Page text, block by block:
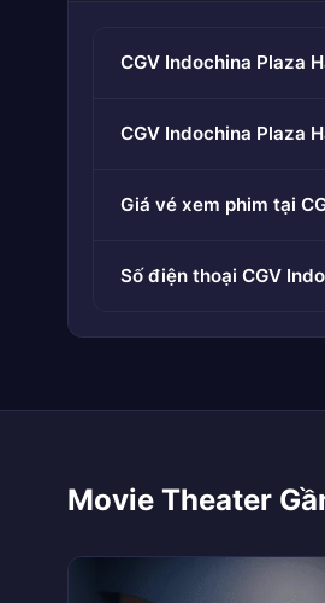
CGV Indochina Plaza
CGV Indochina Plaza
Giá vé xem phim tại
Số điện thoại CGV
Movie Theater